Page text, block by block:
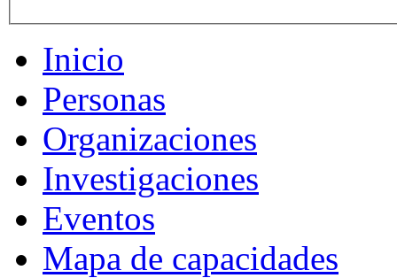
Inicio
Personas
Organizaciones
Investigaciones
Eventos
Mapa de capacidades